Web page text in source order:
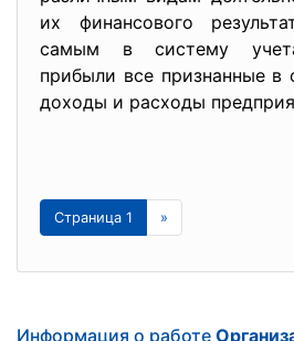
их финансового
самым в систему
прибыли все признанные в
доходы и расходы
Страница 1 »
Информация о работе